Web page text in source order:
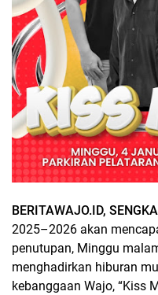
BERITAWAJO.ID,
2025–2026 akan
penutupan, Minggu
menghadirkan hiburan
kebanggaan Wajo, “Kiss